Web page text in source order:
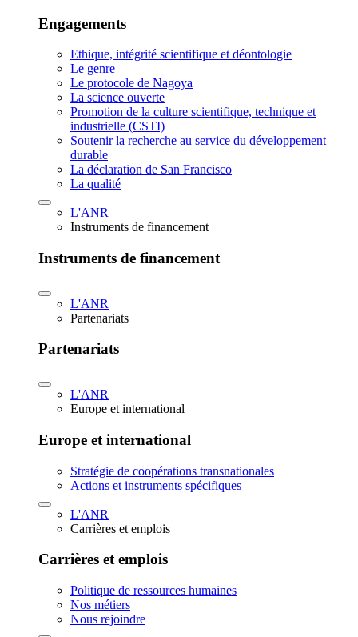
Engagements
Ethique, intégrité scientifique et déontologie
Le genre
Le protocole de Nagoya
La science ouverte
Promotion de la culture scientifique, technique et
industrielle (CSTI)
Soutenir la recherche au service du développement
durable
La déclaration de San Francisco
La qualité
L'ANR
Instruments de financement
Instruments de financement
L'ANR
Partenariats
Partenariats
L'ANR
Europe et international
Europe et international
Stratégie de coopérations transnationales
Actions et instruments spécifiques
L'ANR
Carrières et emplois
Carrières et emplois
Politique de ressources humaines
Nos métiers
Nous rejoindre